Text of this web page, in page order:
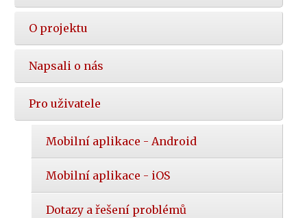
nabídka
O projektu
Napsali o nás
Pro uživatele
Mobilní aplikace - Android
Mobilní aplikace - iOS
Dotazy a řešení problémů